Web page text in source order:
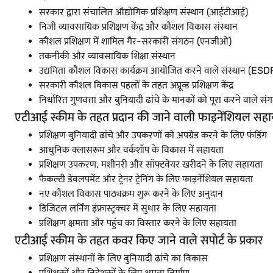
सरकार द्वारा संचालित औद्योगिक प्रशिक्षण संस्थान (आईटीआई)
निजी व्यावसायिक प्रशिक्षण केंद्र और कौशल विकास संस्थान
कौशल प्रशिक्षण में शामिल गैर-सरकारी संगठन (एनजीओ)
तकनीकी और व्यावसायिक शिक्षा संस्थान
उद्यमिता कौशल विकास कार्यक्रम आयोजित करने वाले संस्थान
सरकारी कौशल विकास पहलों के तहत अप्रूव्ड प्रशिक्षण केंद्र
निर्धारित गुणवत्ता और बुनियादी ढांचे के मानकों को पूरा करने वाले
एटीआई स्कीम के तहत प्रदान की जाने वाली फाइनेंशियल
प्रशिक्षण बुनियादी ढांचे और उपकरणों को अपग्रेड करने के लिए फंडिंग
आधुनिक क्लासरूम और वर्कशॉप के विकास में सहायता
प्रशिक्षण उपकरण, मशीनरी और सॉफ्टवेयर खरीदने के लिए सहायता
फैकल्टी डेवलपमेंट और ट्रेनर ट्रेनिंग के लिए फाइनेंशियल सहायता
नए कौशल विकास पाठ्यक्रम शुरू करने के लिए अनुदान
डिजिटल लर्निंग इंफ्रास्ट्रक्चर में सुधार के लिए सहायता
प्रशिक्षण क्षमता और पहुंच का विस्तार करने के लिए सहायता
एटीआई स्कीम के तहत कवर किए जाने वाले सपोर्ट के प्रकार
प्रशिक्षण संस्थानों के लिए बुनियादी ढांचे का विकास